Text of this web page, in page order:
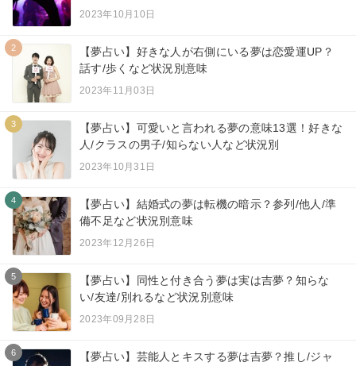
2023年10月10日
2
【夢占い】好きな人が右側にいる夢は恋愛運UP？
話す/歩くなど状況別意味
2023年11月03日
3
【夢占い】可愛いと言われる夢の意味13選！好きな
人/クラスの男子/知らない人など状況別
2023年10月31日
4
【夢占い】結婚式の夢は転機の暗示？参列/他人/準
備不足など状況別意味
2023年12月26日
5
【夢占い】同性と付き合う夢は実は吉夢？知らな
い/友達/別れるなど状況別意味
2023年09月28日
6
【夢占い】芸能人とキスする夢は吉夢？推し/ジャ